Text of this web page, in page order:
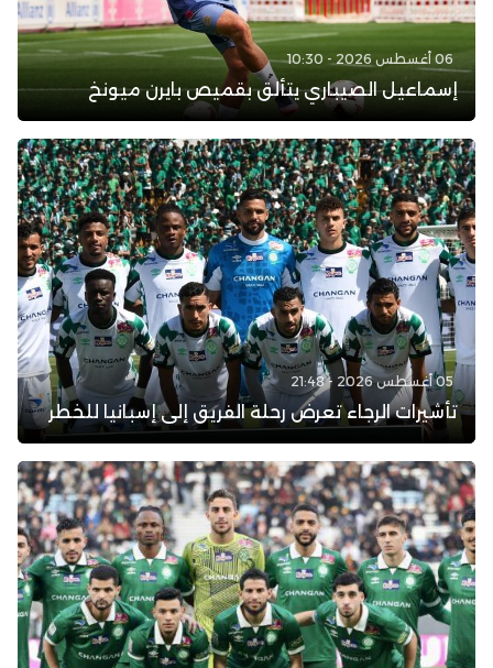
06 أغسطس 2026 - 10:30
إسماعيل الصيباري يتألق بقميص بايرن ميونخ
05 أغسطس 2026 - 21:48
تأشيرات الرجاء تعرض رحلة الفريق إلى إسبانيا للخطر